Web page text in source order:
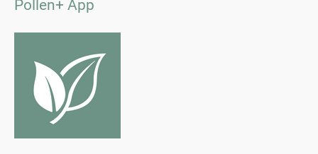
Pollen+ App